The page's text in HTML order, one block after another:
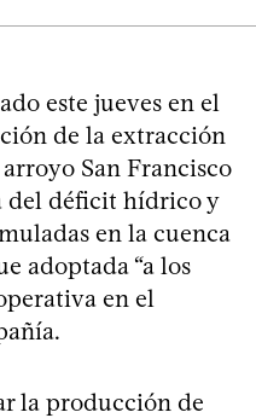
este jueves en el
de la extracción
San Francisco
del déficit hídrico y
en la cuenca
adoptada “a los
en el
la producción de